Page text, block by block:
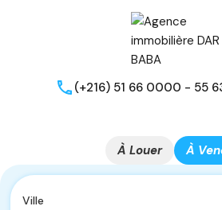
(+216) 51 66 0000 - 55
À Louer À
Ville